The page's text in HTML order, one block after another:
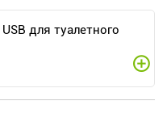
для туалетного